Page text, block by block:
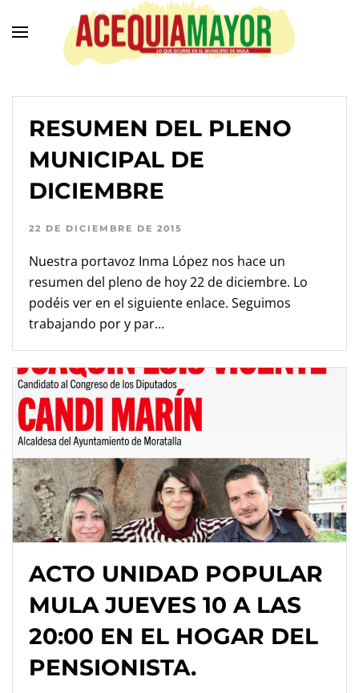
principal
RESUMEN DEL PLENO
MUNICIPAL DE
DICIEMBRE
22 DE DICIEMBRE DE 2015
Nuestra portavoz Inma López nos hace un
resumen del pleno de hoy 22 de diciembre. Lo
podéis ver en el siguiente enlace. Seguimos
trabajando por y par…
ACTO UNIDAD POPULAR
MULA JUEVES 10 A LAS
20:00 EN EL HOGAR DEL
PENSIONISTA.